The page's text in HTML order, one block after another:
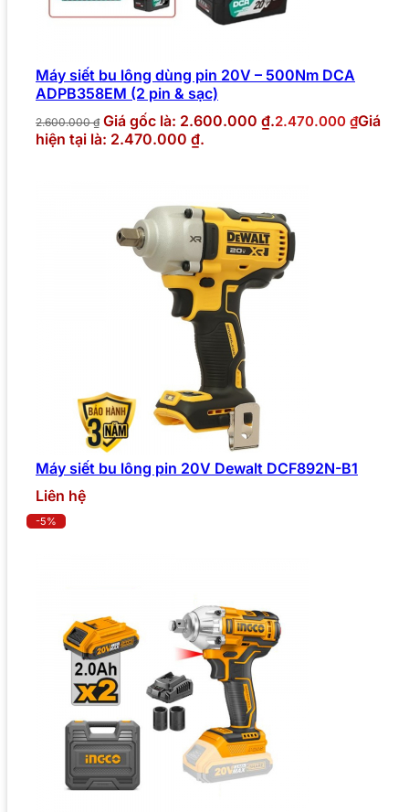
Máy siết bu lông dùng pin 20V – 500Nm DCA
ADPB358EM (2 pin & sạc)
2.600.000₫ Giá gốc là: 2.600.000 ₫.2.470.000 ₫Giá
hiện tại là: 2.470.000 ₫.
Máy siết bu lông pin 20V Dewalt DCF892N-B1
Liên hệ
-5%